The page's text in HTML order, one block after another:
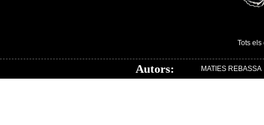
Tots
Autors: MATIES REBASSA